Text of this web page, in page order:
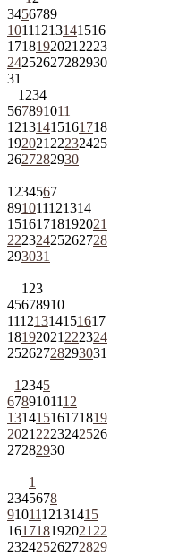
3456789
10111213141516
1718192021 2223
24252627282930
31
1 234
567891011
12131415161718
192021 22232425
2627282930
1 234567
891011121314
15161718192021
22232425262728
293031
1 23
45678910
11121314151617
18192021 222324
25262728293031
1 2345
6789101112
13141516171819
2021 2223242526
27282930
1
2345678
9101112131415
161718192021 22
23242526272829